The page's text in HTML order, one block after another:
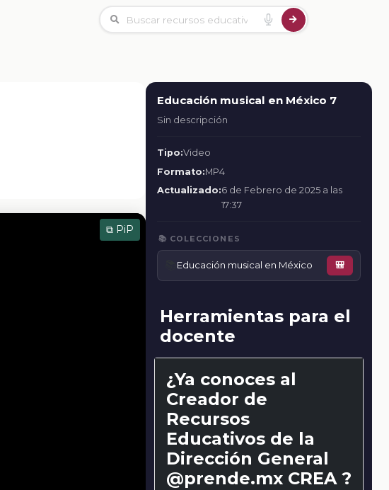
⧉ PiP
Educación musical en México 7
Sin descripción
Tipo:Video
Formato:MP4
Actualizado:6 de Febrero de 2025 a las
17:37
📚 COLECCIONES
Educación musical en México 🎒
Herramientas para el
docente
¿Ya conoces al
Creador de
Recursos
Educativos de la
Dirección General
@prende.mx CREA ?